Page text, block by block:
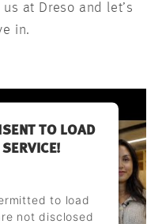
us at Dreso and let’s
in.
TO LOAD
to load
not disclosed